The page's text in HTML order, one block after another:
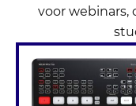
voor webinars,